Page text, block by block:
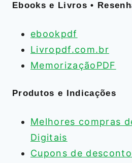
Ebooks e Livros •
ebookpdf
Livropdf.com.br
MemorizaçãoPDF
Produtos e Indicações
Melhores compras
Digitais
Cupons de